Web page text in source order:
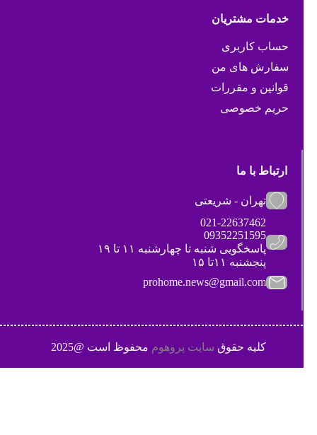
خدمات مشتریان
حساب کاربری
سفارش های من
قوانین و مقررات
حریم خصوصی
ارتباط با ما
تهران - شریعتی
021-22637462
09352251595
پاسخگویی شنبه تا چهارشنبه ۱۱ تا ۱۹
پنجشنبه ۱۱تا ۱۵
prohome.news@gmail.com
کلیه حقوقسایت پروهوممحفوظ است @2025